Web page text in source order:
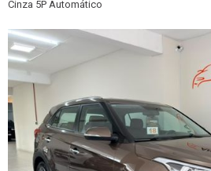
Cinza 5P Automático